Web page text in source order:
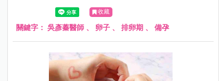
收藏
關鍵字： 吳彥蓁醫師 、 卵子 、 排卵期 、 備孕